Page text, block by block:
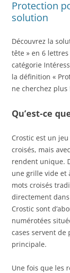
Protection
solution
Découvrez la
tête » en 6
catégorie
la définition «
ne cherchez
Qu’est-ce
Crostic est un
croisés, mais
rendent unique.
une grille vide et
mots croisés
directement
Crostic sont
numérotées
cases servent
principale.
Une fois que les